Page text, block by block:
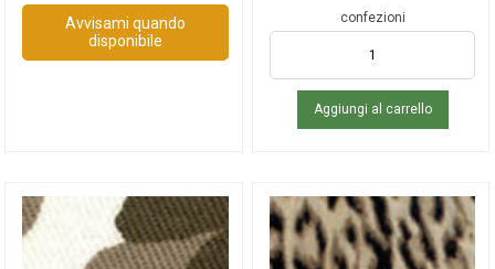
Avvisami quando
disponibile
confezioni
Aggiungi al carrello